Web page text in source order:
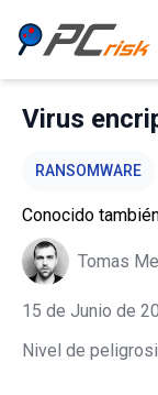
Virus
RANSOMWARE
Conocido
Tomas
15 de Junio de
Nivel de